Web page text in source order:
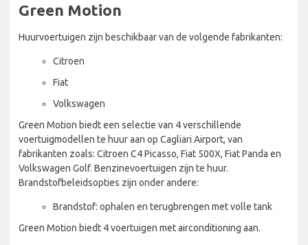
Green Motion
Huurvoertuigen zijn beschikbaar van de volgende fabrikanten:
Citroen
Fiat
Volkswagen
Green Motion biedt een selectie van 4 verschillende
voertuigmodellen te huur aan op Cagliari Airport, van
fabrikanten zoals: Citroen C4 Picasso, Fiat 500X, Fiat Panda en
Volkswagen Golf. Benzinevoertuigen zijn te huur.
Brandstofbeleidsopties zijn onder andere:
Brandstof: ophalen en terugbrengen met volle tank
Green Motion biedt 4 voertuigen met airconditioning aan.